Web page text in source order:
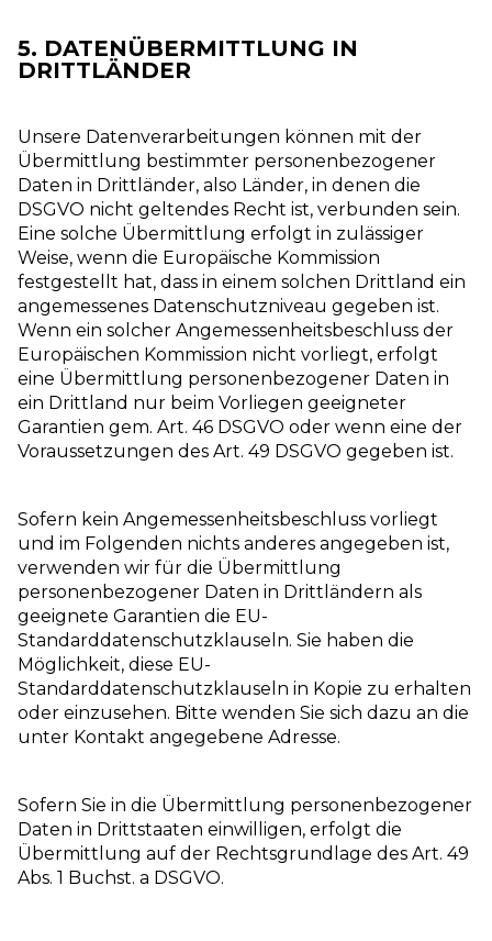
5. DATENÜBERMITTLUNG IN
DRITTLÄNDER
Unsere Datenverarbeitungen können mit der
Übermittlung bestimmter personenbezogener
Daten in Drittländer, also Länder, in denen die
DSGVO nicht geltendes Recht ist, verbunden sein.
Eine solche Übermittlung erfolgt in zulässiger
Weise, wenn die Europäische Kommission
festgestellt hat, dass in einem solchen Drittland ein
angemessenes Datenschutzniveau gegeben ist.
Wenn ein solcher Angemessenheitsbeschluss der
Europäischen Kommission nicht vorliegt, erfolgt
eine Übermittlung personenbezogener Daten in
ein Drittland nur beim Vorliegen geeigneter
Garantien gem. Art. 46 DSGVO oder wenn eine der
Voraussetzungen des Art. 49 DSGVO gegeben ist.
Sofern kein Angemessenheitsbeschluss vorliegt
und im Folgenden nichts anderes angegeben ist,
verwenden wir für die Übermittlung
personenbezogener Daten in Drittländern als
geeignete Garantien die EU-
Standarddatenschutzklauseln. Sie haben die
Möglichkeit, diese EU-
Standarddatenschutzklauseln in Kopie zu erhalten
oder einzusehen. Bitte wenden Sie sich dazu an die
unter Kontakt angegebene Adresse.
Sofern Sie in die Übermittlung personenbezogener
Daten in Drittstaaten einwilligen, erfolgt die
Übermittlung auf der Rechtsgrundlage des Art. 49
Abs. 1 Buchst. a DSGVO.